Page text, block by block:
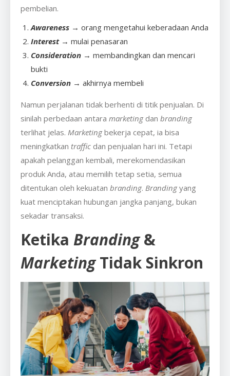
pembelian.
Awareness → orang mengetahui keberadaan Anda
Interest → mulai penasaran
Consideration → membandingkan dan mencari
bukti
Conversion → akhirnya membeli
Namun perjalanan tidak berhenti di titik penjualan. Di
sinilah perbedaan antara marketing dan branding
terlihat jelas. Marketing bekerja cepat, ia bisa
meningkatkan traffic dan penjualan hari ini. Tetapi
apakah pelanggan kembali, merekomendasikan
produk Anda, atau memilih tetap setia, semua
ditentukan oleh kekuatan branding. Branding yang
kuat menciptakan hubungan jangka panjang, bukan
sekadar transaksi.
Ketika Branding&
MarketingTidak Sinkron